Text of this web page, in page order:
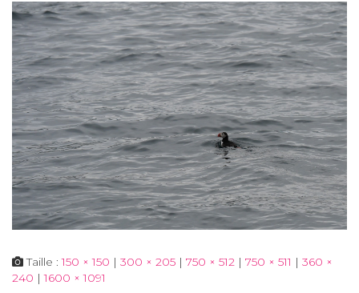
Taille :150 × 150 | 300 × 205 | 750 × 512 | 750 × 511 | 360 ×
240 | 1600 × 1091